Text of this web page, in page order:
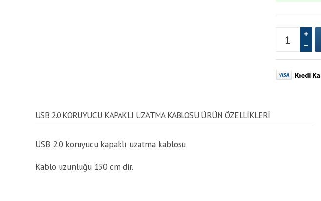
USB 2.0 KORUYUCU KAPAKLI UZATMA KABLOSU ÜRÜN ÖZELLİKLERİ
USB 2.0 koruyucu kapaklı uzatma kablosu
Kablo uzunluğu 150 cm dir.